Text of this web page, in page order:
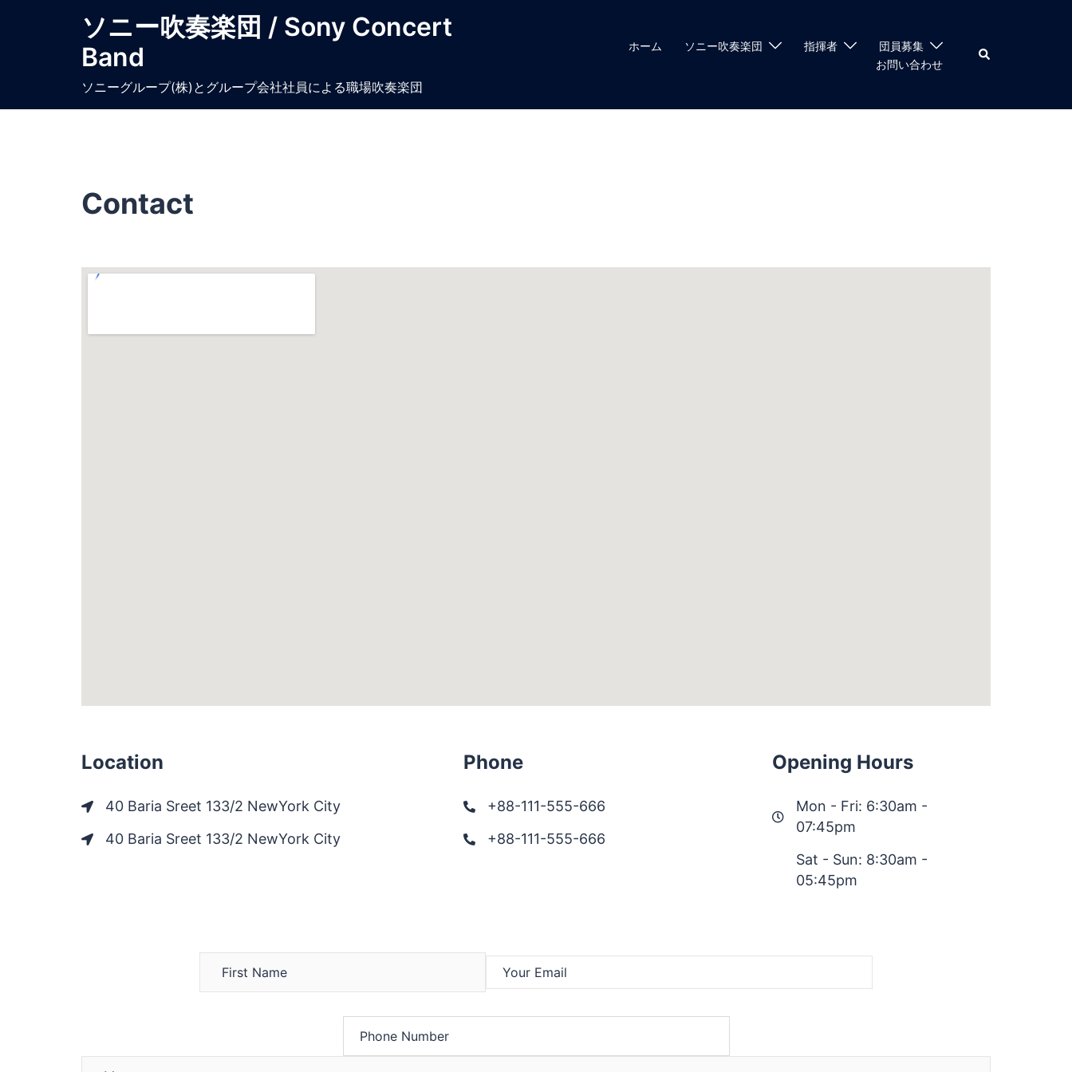
ソニー吹奏楽団 / Sony Concert
Band
ソニーグループ(株)とグループ会社社員による職場吹奏楽団​
ホーム ソニー吹奏楽団 指揮者
団員募集
お問い合わせ
Contact
Location
40 Baria Sreet 133/2 NewYork City
40 Baria Sreet 133/2 NewYork City
Phone
+88-111-555-666
+88-111-555-666
Opening Hours
Mon - Fri: 6:30am -
07:45pm
Sat - Sun: 8:30am -
05:45pm